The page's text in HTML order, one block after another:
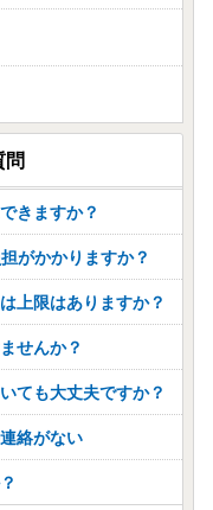
問
きますか？
がかかりますか？
上限はありますか？
せんか？
ても大丈夫ですか？
絡がない